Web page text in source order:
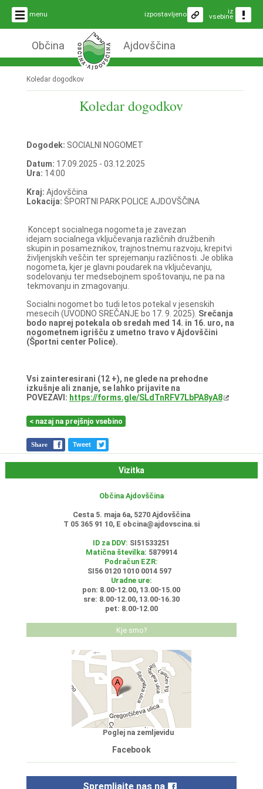
menu iz
vsebine
izpostavljeno
Občina Ajdovščina
Koledar dogodkov
Koledar dogodkov
Dogodek: SOCIALNI NOGOMET
Datum: 17.09.2025 - 03.12.2025
Ura: 14:00
Kraj: Ajdovščina
Lokacija: ŠPORTNI PARK POLICE AJDOVŠČINA
Koncept socialnega nogometa je zavezan
idejam socialnega vključevanja različnih družbenih
skupin in posameznikov, trajnostnemu razvoju, krepitvi
življenjskih veščin ter sprejemanju različnosti. Je oblika
nogometa, kjer je glavni poudarek na vključevanju,
sodelovanju ter medsebojnem spoštovanju, ne pa na
tekmovanju in zmagovanju.
Socialni nogomet bo tudi letos potekal v jesenskih
mesecih (UVODNO SREČANJE bo 17. 9. 2025). Srečanja
bodo naprej potekala ob sredah med 14. in 16. uro, na
nogometnem igrišču z umetno travo v Ajdovščini
(Športni center Police).
Vsi zainteresirani (12 +), ne glede na prehodne
izkušnje ali znanje, se lahko prijavite na
POVEZAVI: https://forms.gle/SLdTnRFV7LbPA8yA8
< nazaj na prejšnjo vsebino
Share Tweet
Vizitka
Občina Ajdovščina
Cesta 5. maja 6a, 5270 Ajdovščina
T 05 365 91 10, E obcina@ajdovscina.si
ID za DDV: SI51533251
Matična številka: 5879914
Podračun EZR:
SI56 0120 1010 0014 597
Uradne ure:
pon: 8.00-12.00, 13.00-15.00
sre: 8.00-12.00, 13.00-16.30
pet: 8.00-12.00
Kje smo?
Poglej na zemljevidu
Facebook
Spremljajte nas na